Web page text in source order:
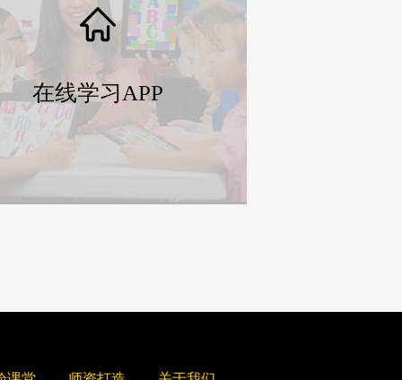
在线学习APP
在线学习APP